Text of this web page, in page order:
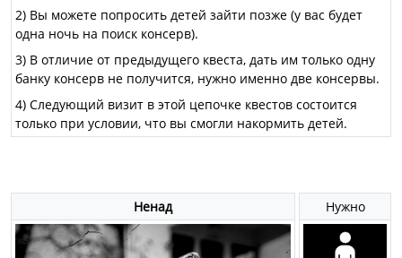
2) Вы можете попросить детей зайти позже (у вас будет
одна ночь на поиск консерв).
3) В отличие от предыдущего квеста, дать им только одну
банку консерв не получится, нужно именно две консервы.
4) Следующий визит в этой цепочке квестов состоится
только при условии, что вы смогли накормить детей.
Ненад Нужно